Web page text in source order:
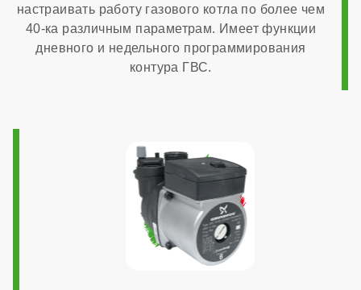
Дымоходная система в комплекте
ОБЩАЯ ИНФОРМАЦИЯ
Модуляция мощности
1:3
настраивать работу газового котла по более чем
40-ка различным параметрам. Имеет функции
дневного и недельного программирования
контура ГВС.